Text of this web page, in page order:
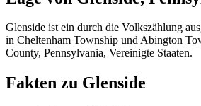
Glenside ist ein durch die Volkszählung
in Cheltenham Township und Abington
County, Pennsylvania, Vereinigte Staaten.
Fakten zu Glenside